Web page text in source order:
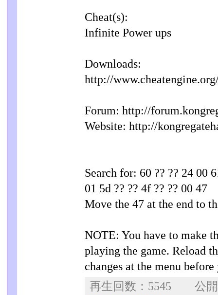
Cheat(s):
Infinite Power ups
Downloads:
http://
Forum: http://
Website: http://
Search for: 60 ?? ?? 24 00
01 5d ?? ?? 4f ?? ?? 00 47
Move the 47 at the end to
NOTE: You have to make
playing the game. Reload
changes at the menu
再生回数：5545 公